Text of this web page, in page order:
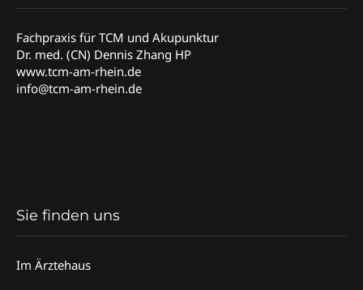
Fachpraxis für TCM und Akupunktur
Dr. med. (CN) Dennis Zhang HP
www.tcm-am-rhein.de
info@tcm-am-rhein.de
Sie finden uns
Im Ärztehaus